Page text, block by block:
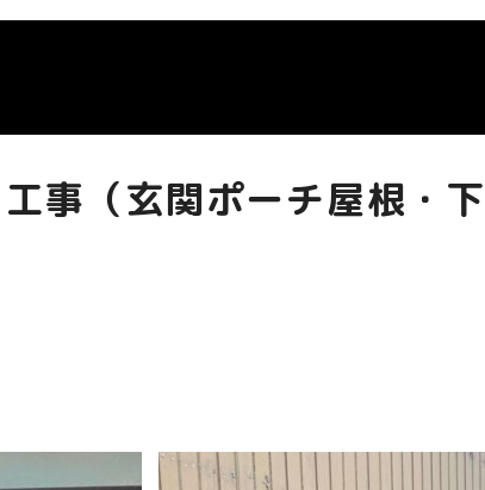
事（玄関ポーチ屋根・